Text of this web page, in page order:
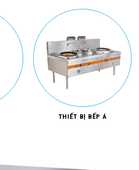
THIẾT BỊ BẾP Á